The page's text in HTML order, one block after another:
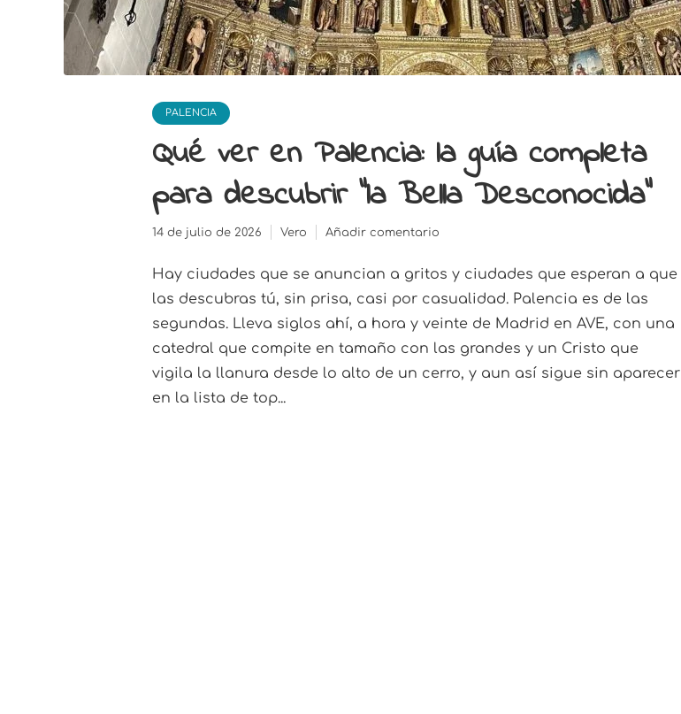
PALENCIA
Qué ver en Palencia: la guía completa
para descubrir “la Bella Desconocida”
14 de julio de 2026 Vero Añadir comentario
Hay ciudades que se anuncian a gritos y ciudades que esperan a que
las descubras tú, sin prisa, casi por casualidad. Palencia es de las
segundas. Lleva siglos ahí, a hora y veinte de Madrid en AVE, con una
catedral que compite en tamaño con las grandes y un Cristo que
vigila la llanura desde lo alto de un cerro, y aun así sigue sin aparecer
en la lista de top...